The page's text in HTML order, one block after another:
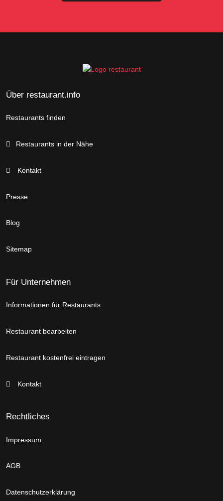
Über restaurant.info
Restaurants finden
Restaurants in der Nähe
Kontakt
Presse
Blog
Sitemap
Für Unternehmen
Informationen für Restaurants
Restaurant bearbeiten
Restaurant kostenfrei eintragen
Kontakt
Rechtliches
Impressum
AGB
Datenschutzerklärung